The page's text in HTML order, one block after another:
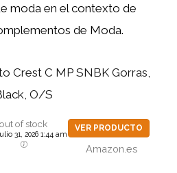
moda en el contexto de
de Moda.
Crest C MP SNBK Gorras,
O/S
out of stock
31, 2026 1:44 am
VER PRODUCTO
Amazon.es